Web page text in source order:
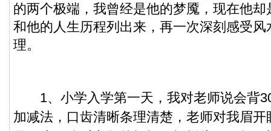
的两个极端，我曾经是他的梦魇，现在他
和他的人生历程列出来，再一次深刻感受
理。
1、小学入学第一天，我对老师说会背
加减法，口齿清晰条理清楚，老师对我眉开